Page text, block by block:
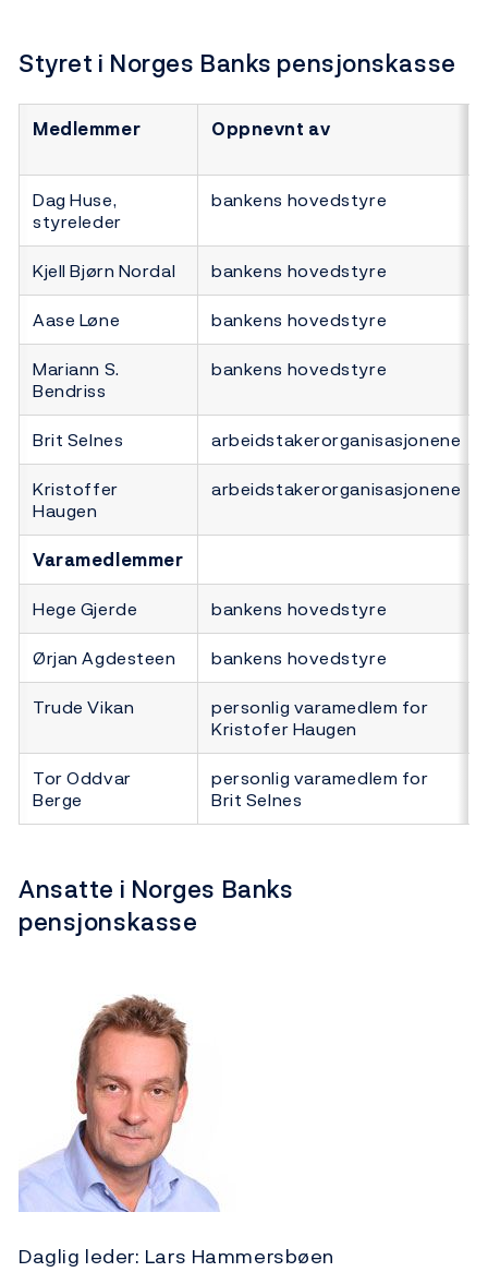
Styret i Norges Banks pensjonskasse
Medlemmer Oppnevnt av
Dag Huse,
styreleder
bankens hovedstyre
Kjell Bjørn Nordal
bankens hovedstyre
Aase Løne
bankens hovedstyre
Mariann S.
Bendriss
bankens hovedstyre
Brit Selnes
arbeidstakerorganisasjonene
Kristoffer
Haugen
arbeidstakerorganisasjonene
Varamedlemmer
Hege Gjerde
bankens hovedstyre
Ørjan Agdesteen
bankens hovedstyre
Trude Vikan
personlig varamedlem for
Kristofer Haugen
Tor Oddvar
Berge
personlig varamedlem for
Brit Selnes
Ansatte i Norges Banks
pensjonskasse
Daglig leder: Lars Hammersbøen